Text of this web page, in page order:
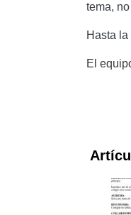
tema,
Hasta la
El